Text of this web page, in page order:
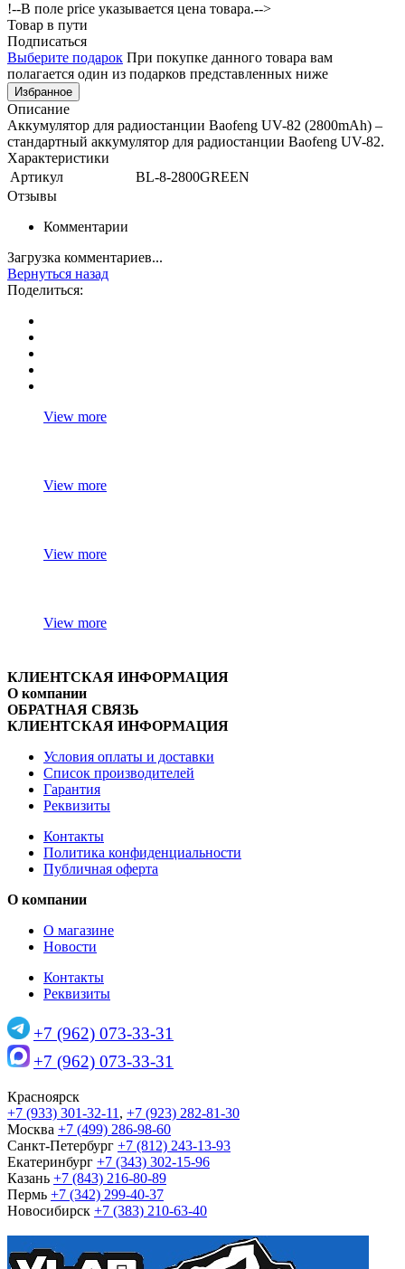
!--В поле price указывается цена товара.-->
Товар в пути
Подписаться
Выберите подарок При покупке данного товара вам
полагается один из подарков представленных ниже
Избранное
Описание
Аккумулятор для радиостанции Baofeng UV-82 (2800mAh) –
cтандартный аккумулятор для радиостанции Baofeng UV-82.
Характеристики
Артикул
BL-8-2800GREEN
Отзывы
Комментарии
Загрузка комментариев...
Вернуться назад
Поделиться:
View more
View more
View more
View more
КЛИЕНТСКАЯ ИНФОРМАЦИЯ
О компании
ОБРАТНАЯ СВЯЗЬ
КЛИЕНТСКАЯ ИНФОРМАЦИЯ
Условия оплаты и доставки
Список производителей
Гарантия
Реквизиты
Контакты
Политика конфиденциальности
Публичная оферта
О компании
О магазине
Новости
Контакты
Реквизиты
+7 (962) 073-33-31
+7 (962) 073-33-31
Красноярск
+7 (933) 301-32-11 , +7 (923) 282-81-30
Москва +7 (499) 286-98-60
Санкт-Петербург +7 (812) 243-13-93
Екатеринбург +7 (343) 302-15-96
Казань +7 (843) 216-80-89
Пермь +7 (342) 299-40-37
Новосибирск +7 (383) 210-63-40